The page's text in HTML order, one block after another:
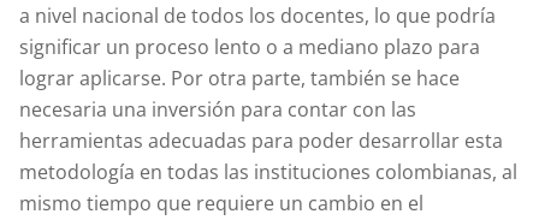
a nivel nacional de todos los docentes, lo que podría
significar un proceso lento o a mediano plazo para
lograr aplicarse. Por otra parte, también se hace
necesaria una inversión para contar con las
herramientas adecuadas para poder desarrollar esta
metodología en todas las instituciones colombianas, al
mismo tiempo que requiere un cambio en el